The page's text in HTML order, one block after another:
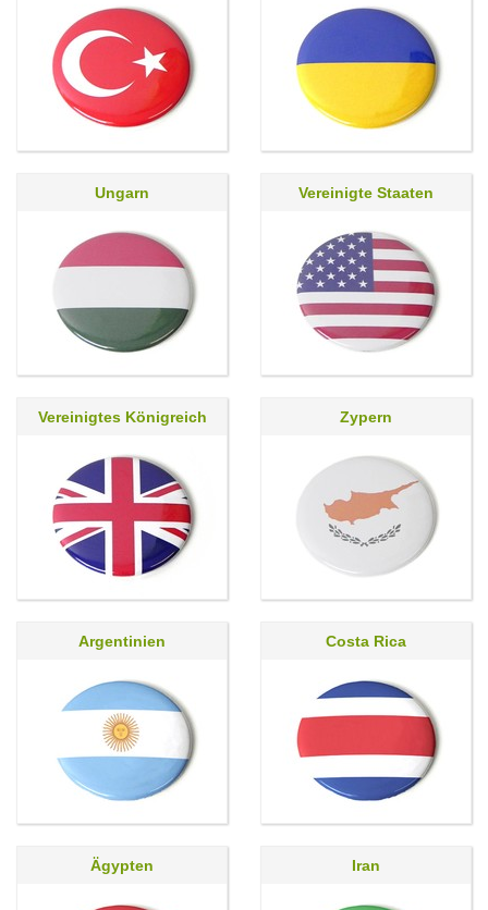
Ungarn Vereinigte Staaten
Vereinigtes Königreich Zypern
Argentinien Costa Rica
Ägypten Iran